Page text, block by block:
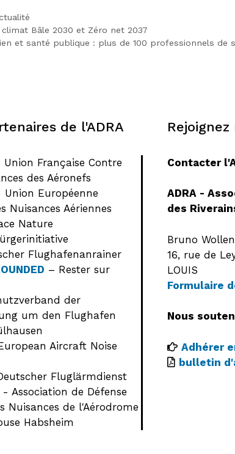
Bâle 2030 et Zéro net 2037
et santé publique : plus de 100 professionnels de
de l'ADRA
Union Française Contre
des Aéronefs
Union Européenne
Nuisances Aériennes
Nature
Flughafenanrainer
– Rester sur
der
um den Flughafen
Aircraft Noise
Fluglärmdienst
- Association de Défense
Nuisances de l'Aérodrome
Habsheim
Rejoignez
Contacter
ADRA -
des
Bruno
16, rue de
LOUIS
Formulaire
Nous
Adhérer
bulletin